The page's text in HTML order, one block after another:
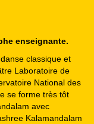
enseignante.
classique et
Laboratoire de
National des
se forme très tôt
avec
Kalamandalam